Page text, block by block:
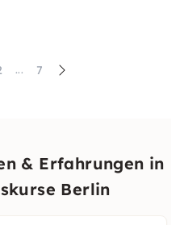
... 7
& Erfahrungen in
Berlin